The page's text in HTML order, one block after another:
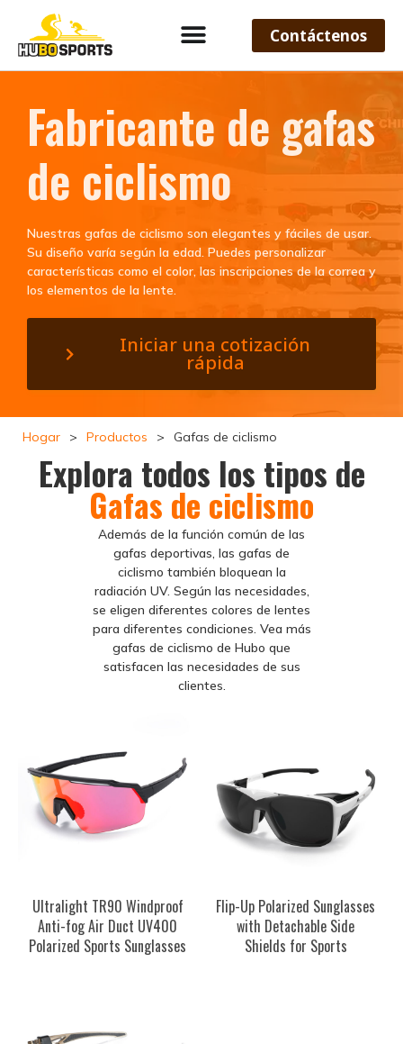
Contáctenos
Fabricante de gafas
de ciclismo
Nuestras gafas de ciclismo son elegantes y fáciles de usar.
Su diseño varía según la edad. Puedes personalizar
características como el color, las inscripciones de la correa y
los elementos de la lente.
Iniciar una cotización
rápida
Hogar > Productos > Gafas de ciclismo
Explora todos los tipos de
Gafas de ciclismo
Además de la función común de las
gafas deportivas, las gafas de
ciclismo también bloquean la
radiación UV. Según las necesidades,
se eligen diferentes colores de lentes
para diferentes condiciones. Vea más
gafas de ciclismo de Hubo que
satisfacen las necesidades de sus
clientes.
Ultralight TR90 Windproof
Anti-fog Air Duct UV400
Polarized Sports Sunglasses
Flip-Up Polarized Sunglasses
with Detachable Side
Shields for Sports